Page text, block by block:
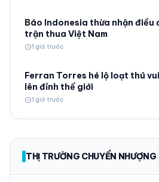
Báo Indonesia thừa nhận điều
trận thua Việt Nam
schedule1 giờ trước
Ferran Torres hé lộ loạt thú
lên đỉnh thế giới
schedule1 giờ trước
THỊ TRƯỜNG CHUYỂN NHƯỢNG